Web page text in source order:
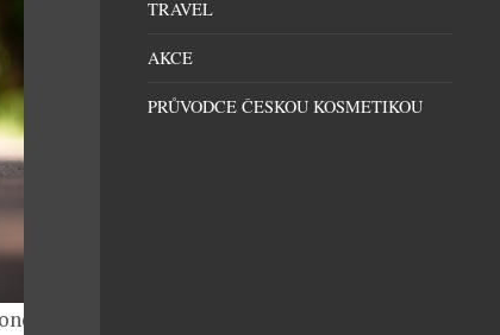
TRAVEL
AKCE
PRŮVODCE ČESKOU KOSMETIKOU